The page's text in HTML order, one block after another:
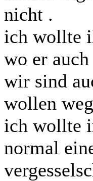
nicht .
ich wollte
wo er
wir sind
wollen
ich wollte
normal